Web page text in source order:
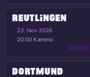
REUTLINGEN
23. Nov 2026
20:00 Kamino
MORE
DORTMUND